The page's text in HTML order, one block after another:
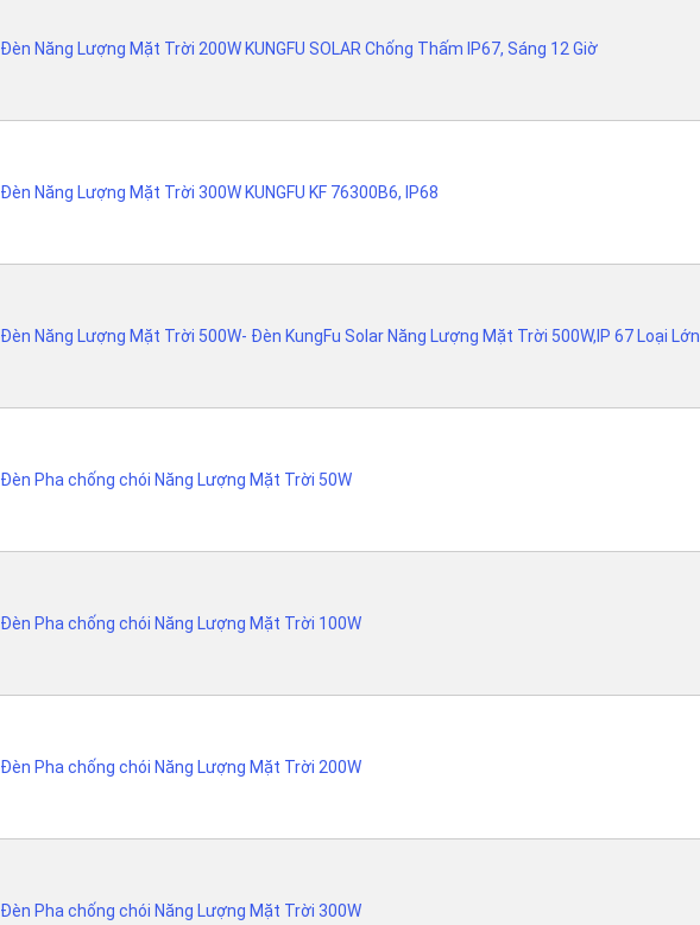
Đèn Năng Lượng Mặt Trời 200W KUNGFU SOLAR Chống Thấm IP67, Sáng 12 Giờ
Đèn Năng Lượng Mặt Trời 300W KUNGFU KF 76300B6, IP68
Đèn Năng Lượng Mặt Trời 500W- Đèn KungFu Solar Năng Lượng Mặt Trời 500W,IP 67 Loại Lớn
Đèn Pha chống chói Năng Lượng Mặt Trời 50W
Đèn Pha chống chói Năng Lượng Mặt Trời 100W
Đèn Pha chống chói Năng Lượng Mặt Trời 200W
Đèn Pha chống chói Năng Lượng Mặt Trời 300W